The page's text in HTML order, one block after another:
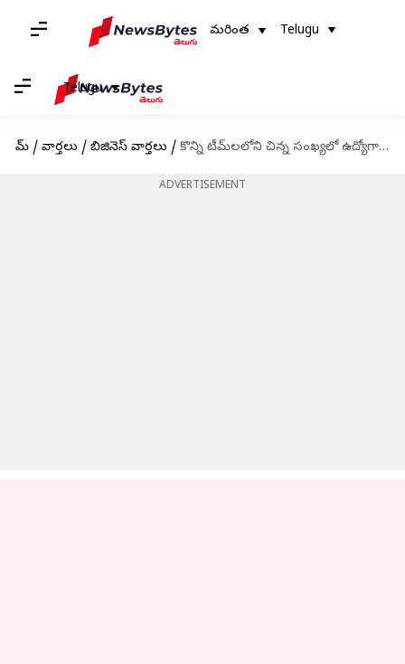
మరింత Telugu
Telugu
హోమ్ / వార్తలు / బిజినెస్ వార్తలు / కొన్ని టీమ్‌లలోని చిన్న సంఖ్యలో ఉద్యోగాలను తగ్గించాలని ఆలోచిస్తున్న ఆపిల్
ADVERTISEMENT